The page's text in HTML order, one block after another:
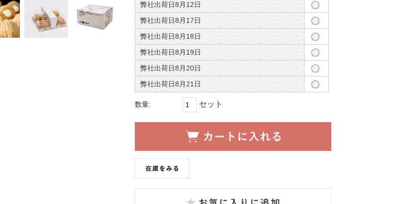
弊社出荷日8月12日
弊社出荷日8月17日
弊社出荷日8月18日
弊社出荷日8月19日
弊社出荷日8月20日
弊社出荷日8月21日
数量: セット